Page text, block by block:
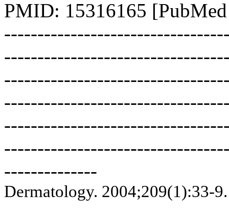
PMID: 15316165
--------------
Dermatology. 2004;209(1):33-